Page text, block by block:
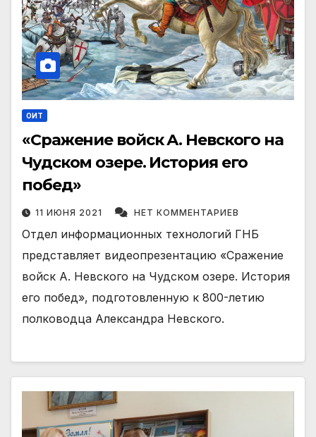
ОИТ
«Сражение войск А. Невского на
Чудском озере. История его
побед»
11 ИЮНЯ 2021 НЕТ КОММЕНТАРИЕВ
Отдел информационных технологий ГНБ
представляет видеопрезентацию «Сражение
войск А. Невского на Чудском озере. История
его побед», подготовленную к 800-летию
полководца Александра Невского.